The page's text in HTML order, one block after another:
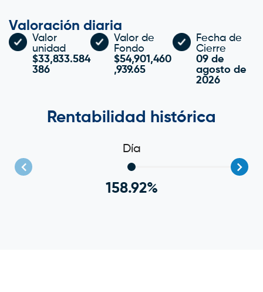
Valoración diaria
Valor
unidad
$33,833.584
386
Valor de
Fondo
$54,901,460
,939.65
Fecha de
Cierre
09 de
agosto de
2026
Rentabilidad histórica
Día
158.92%